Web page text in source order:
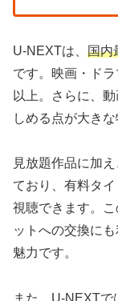
U-NEXTは、 国内
です。映画・ド
以上。さらに、
しめる点が大き
見放題作品に加
ており、有料タ
視聴できます。
ットへの交換に
魅力です。
また、U-NEXTで